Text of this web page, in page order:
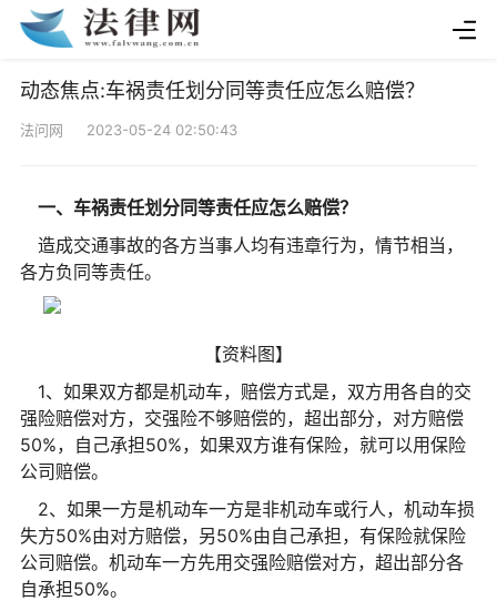
动态焦点:车祸责任划分同等责任应怎么赔偿？
法问网 2023-05-24 02:50:43
一、车祸责任划分同等责任应怎么赔偿？
造成交通事故的各方当事人均有违章行为，情节相当，
各方负同等责任。
【资料图】
1、如果双方都是机动车，赔偿方式是，双方用各自的交
强险赔偿对方，交强险不够赔偿的，超出部分，对方赔偿
50%，自己承担50%，如果双方谁有保险，就可以用保险
公司赔偿。
2、如果一方是机动车一方是非机动车或行人，机动车损
失方50%由对方赔偿，另50%由自己承担，有保险就保险
公司赔偿。机动车一方先用交强险赔偿对方，超出部分各
自承担50%。